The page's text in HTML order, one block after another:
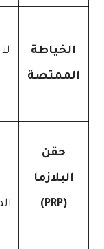
الخياطة
الممتصة
حقن
البلازما
(PRP)